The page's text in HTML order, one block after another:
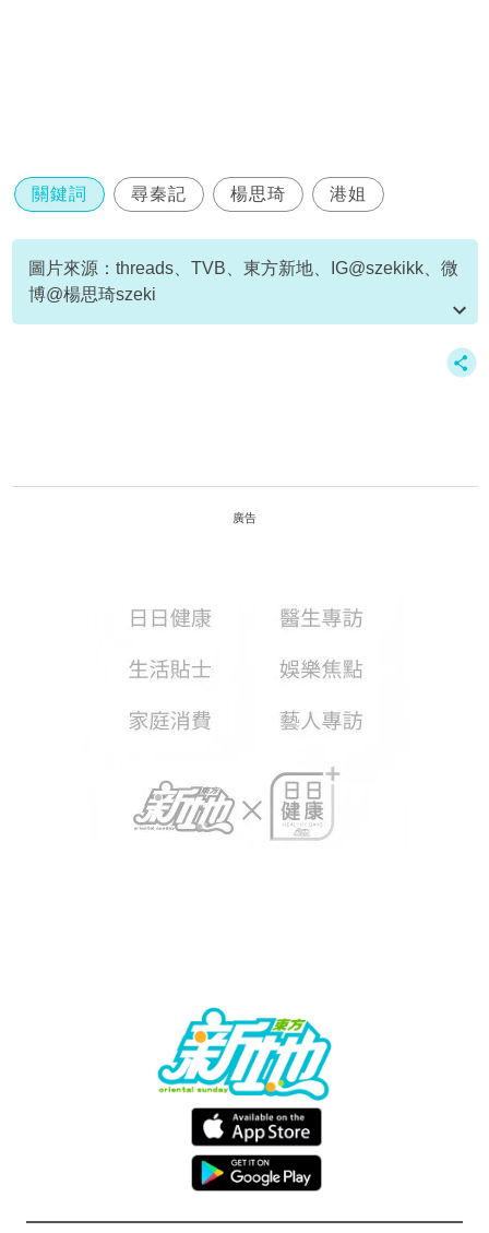
關鍵詞 尋秦記 楊思琦 港姐
圖片來源：threads、TVB、東方新地、IG@szekikk、微
博@楊思琦szeki
資料或影片來源：原文刊於新假期
廣告